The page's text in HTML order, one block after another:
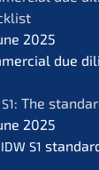
2025
due
S1: The
2025
IDW S1